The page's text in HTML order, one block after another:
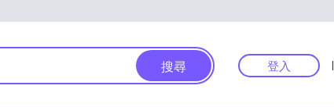
搜尋 登入